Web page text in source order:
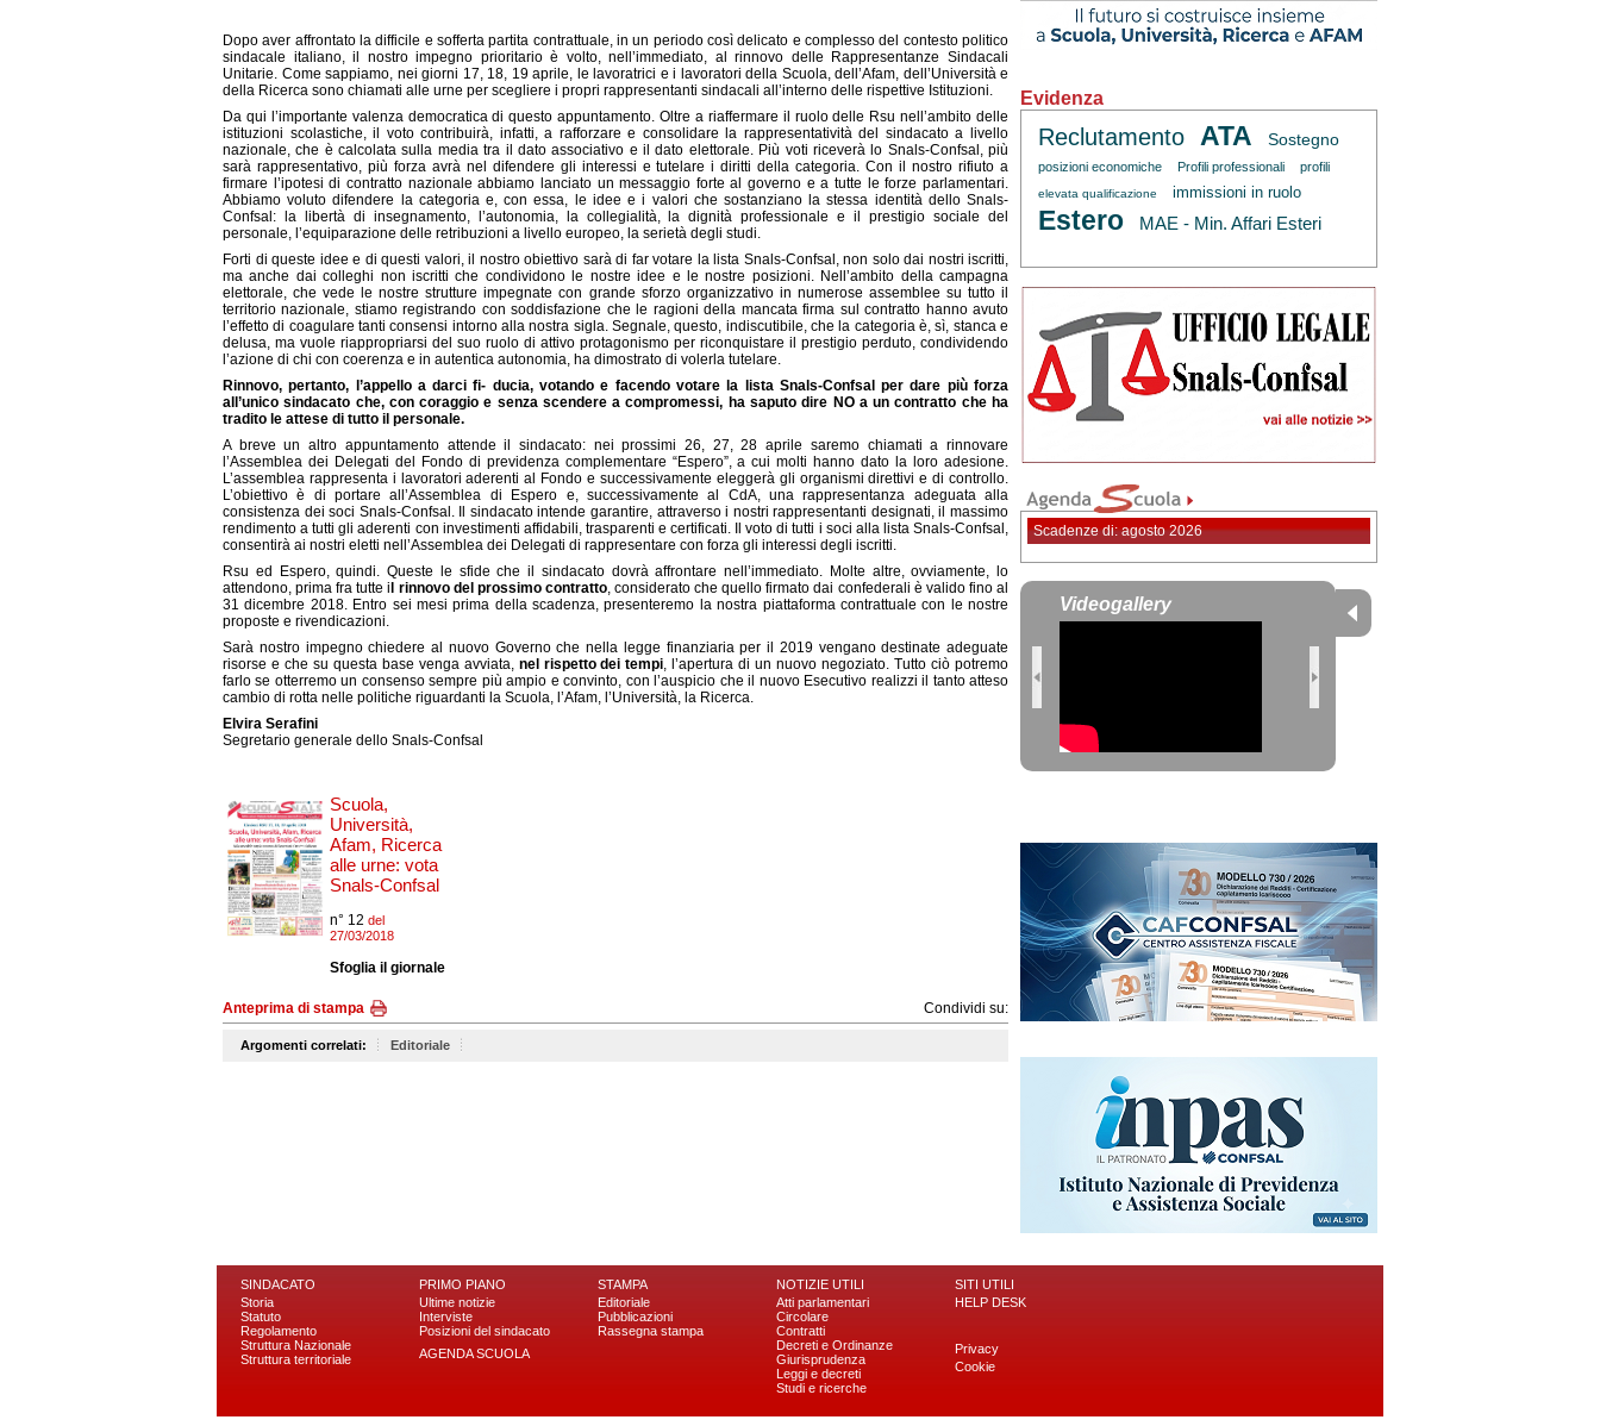
Dopo aver affrontato la difficile e sofferta partita contrattuale, in un periodo così delicato e complesso del contesto politico
sindacale italiano, il nostro impegno prioritario è volto, nell’immediato, al rinnovo delle Rappresentanze Sindacali
Unitarie. Come sappiamo, nei giorni 17, 18, 19 aprile, le lavoratrici e i lavoratori della Scuola, dell’Afam, dell’Università e
della Ricerca sono chiamati alle urne per scegliere i propri rappresentanti sindacali all’interno delle rispettive Istituzioni.
Da qui l’importante valenza democratica di questo appuntamento. Oltre a riaffermare il ruolo delle Rsu nell’ambito delle
istituzioni scolastiche, il voto contribuirà, infatti, a rafforzare e consolidare la rappresentatività del sindacato a livello
nazionale, che è calcolata sulla media tra il dato associativo e il dato elettorale. Più voti riceverà lo Snals-Confsal, più
sarà rappresentativo, più forza avrà nel difendere gli interessi e tutelare i diritti della categoria. Con il nostro rifiuto a
firmare l’ipotesi di contratto nazionale abbiamo lanciato un messaggio forte al governo e a tutte le forze parlamentari.
Abbiamo voluto difendere la categoria e, con essa, le idee e i valori che sostanziano la stessa identità dello Snals-
Confsal: la libertà di insegnamento, l’autonomia, la collegialità, la dignità professionale e il prestigio sociale del
personale, l’equiparazione delle retribuzioni a livello europeo, la serietà degli studi.
Forti di queste idee e di questi valori, il nostro obiettivo sarà di far votare la lista Snals-Confsal, non solo dai nostri iscritti,
ma anche dai colleghi non iscritti che condividono le nostre idee e le nostre posizioni. Nell’ambito della campagna
elettorale, che vede le nostre strutture impegnate con grande sforzo organizzativo in numerose assemblee su tutto il
territorio nazionale, stiamo registrando con soddisfazione che le ragioni della mancata firma sul contratto hanno avuto
l’effetto di coagulare tanti consensi intorno alla nostra sigla. Segnale, questo, indiscutibile, che la categoria è, sì, stanca e
delusa, ma vuole riappropriarsi del suo ruolo di attivo protagonismo per riconquistare il prestigio perduto, condividendo
l’azione di chi con coerenza e in autentica autonomia, ha dimostrato di volerla tutelare.
Rinnovo, pertanto, l’appello a darci fi- ducia, votando e facendo votare la lista Snals-Confsal per dare più forza
all’unico sindacato che, con coraggio e senza scendere a compromessi, ha saputo dire NO a un contratto che ha
tradito le attese di tutto il personale.
A breve un altro appuntamento attende il sindacato: nei prossimi 26, 27, 28 aprile saremo chiamati a rinnovare
l’Assemblea dei Delegati del Fondo di previdenza complementare “Espero”, a cui molti hanno dato la loro adesione.
L’assemblea rappresenta i lavoratori aderenti al Fondo e successivamente eleggerà gli organismi direttivi e di controllo.
L’obiettivo è di portare all’Assemblea di Espero e, successivamente al CdA, una rappresentanza adeguata alla
consistenza dei soci Snals-Confsal. Il sindacato intende garantire, attraverso i nostri rappresentanti designati, il massimo
rendimento a tutti gli aderenti con investimenti affidabili, trasparenti e certificati. Il voto di tutti i soci alla lista Snals-Confsal,
consentirà ai nostri eletti nell’Assemblea dei Delegati di rappresentare con forza gli interessi degli iscritti.
Rsu ed Espero, quindi. Queste le sfide che il sindacato dovrà affrontare nell’immediato. Molte altre, ovviamente, lo
attendono, prima fra tutte i l rinnovo del prossimo contratto, considerato che quello firmato dai confederali è valido fino al
31 dicembre 2018. Entro sei mesi prima della scadenza, presenteremo la nostra piattaforma contrattuale con le nostre
proposte e rivendicazioni.
Sarà nostro impegno chiedere al nuovo Governo che nella legge finanziaria per il 2019 vengano destinate adeguate
risorse e che su questa base venga avviata, nel rispetto dei tempi, l’apertura di un nuovo negoziato. Tutto ciò potremo
farlo se otterremo un consenso sempre più ampio e convinto, con l’auspicio che il nuovo Esecutivo realizzi il tanto atteso
cambio di rotta nelle politiche riguardanti la Scuola, l’Afam, l’Università, la Ricerca.
Elvira Serafini
Segretario generale dello Snals-Confsal
Scuola,
Università,
Afam, Ricerca
alle urne: vota
Snals-Confsal
n° 12 del
27/03/2018
Sfoglia il giornale
Anteprima di stampa Condividi su:
Argomenti correlati: Editoriale
Evidenza
Reclutamento ATA Sostegno
posizioni economiche Profili professionali profili
elevata qualificazione immissioni in ruolo
Estero MAE - Min. Affari Esteri
Scadenze di: agosto 2026
Videogallery
SINDACATO
Storia
Statuto
Regolamento
Struttura Nazionale
Struttura territoriale
PRIMO PIANO
Ultime notizie
Interviste
Posizioni del sindacato
AGENDA SCUOLA
STAMPA
Editoriale
Pubblicazioni
Rassegna stampa
NOTIZIE UTILI
Atti parlamentari
Circolare
Contratti
Decreti e Ordinanze
Giurisprudenza
Leggi e decreti
Studi e ricerche
SITI UTILI
HELP DESK
Privacy
Cookie